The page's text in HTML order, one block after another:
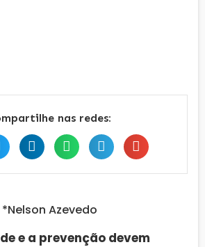
nas redes:
*Nelson Azevedo
e a prevenção devem